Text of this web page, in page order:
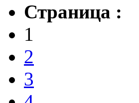
Страница :
1
2
3